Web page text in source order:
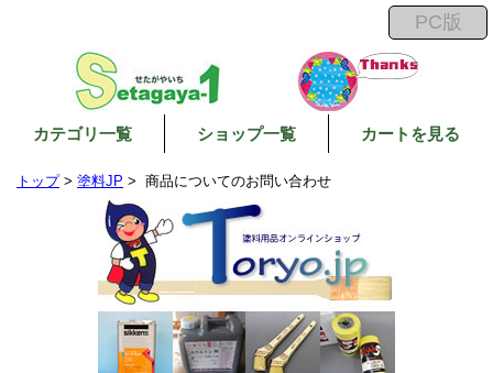
カテゴリ一覧 ショップ一覧 カートを見る
トップ> 塗料JP > 商品についてのお問い合わせ